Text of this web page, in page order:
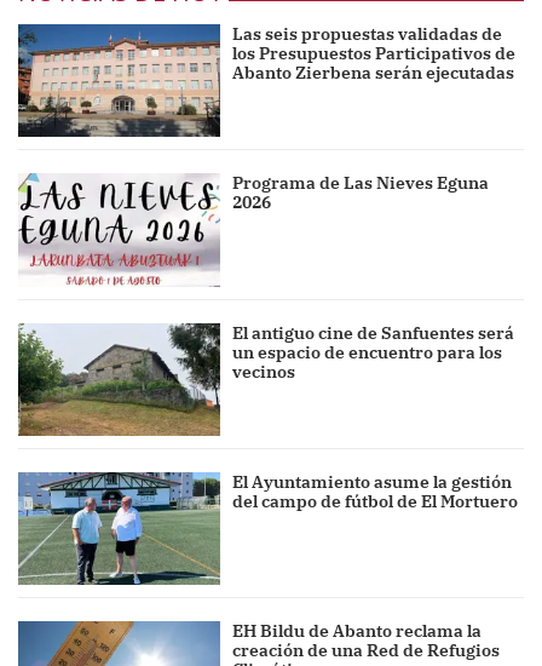
Las seis propuestas validadas de
los Presupuestos Participativos de
Abanto Zierbena serán ejecutadas
Programa de Las Nieves Eguna
2026
El antiguo cine de Sanfuentes será
un espacio de encuentro para los
vecinos
El Ayuntamiento asume la gestión
del campo de fútbol de El Mortuero
EH Bildu de Abanto reclama la
creación de una Red de Refugios